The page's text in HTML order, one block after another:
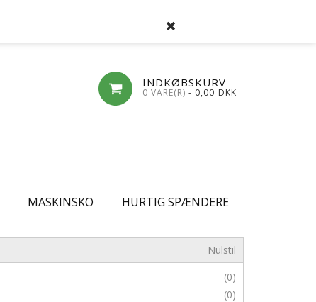
INDKØBSKURV
0 VARE(R) - 0,00 DKK
MASKINSKO HURTIG SPÆNDERE
Nulstil
(0)
(0)